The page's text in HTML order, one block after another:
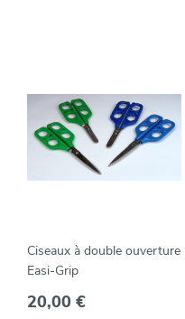
Ciseaux à double ouverture
Easi-Grip
20,00 €